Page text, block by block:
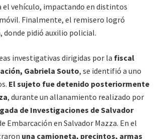
vehículo, impactando en distintos
Finalmente, el remisero logró
donde pidió auxilio policial.
investigativas dirigidas por la fiscal
Gabriela Souto, se identifió a uno
El sujeto fue detenido posteriormente
, durante un allanamiento realizado por
de Investigaciones de Salvador
Embarcación en Salvador Mazza. En el
una camioneta, precintos, armas